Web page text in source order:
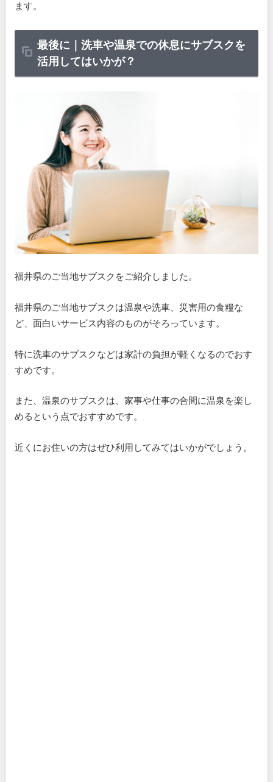
ます。
最後に｜洗車や温泉での休息にサブスクを
活用してはいかが？
福井県のご当地サブスクをご紹介しました。
福井県のご当地サブスクは温泉や洗車、災害用の食糧な
ど、面白いサービス内容のものがそろっています。
特に洗車のサブスクなどは家計の負担が軽くなるのでおす
すめです。
また、温泉のサブスクは、家事や仕事の合間に温泉を楽し
めるという点でおすすめです。
近くにお住いの方はぜひ利用してみてはいかがでしょう。